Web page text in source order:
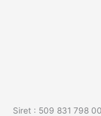
Siret : 509 831 798